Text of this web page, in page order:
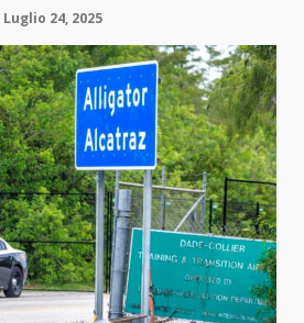
Luglio 24, 2025